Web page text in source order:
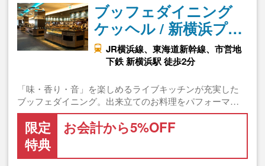
ブッフェダイニング
ケッヘル / 新横浜プ…
JR横浜線、東海道新幹線、市営地
下鉄 新横浜駅 徒歩2分
「味・香り・音」を楽しめるライブキッチンが充実した
ブッフェダイニング。出来立てのお料理をパフォーマ…
限定
特典
お会計から5%OFF